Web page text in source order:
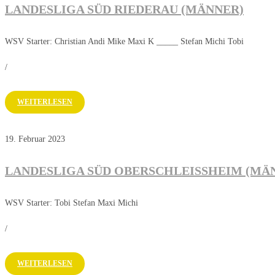
LANDESLIGA SÜD RIEDERAU (MÄNNER)
WSV Starter: Christian Andi Mike Maxi K _____ Stefan Michi Tobi
/
WEITERLESEN
19. Februar 2023
LANDESLIGA SÜD OBERSCHLEISSHEIM
WSV Starter: Tobi Stefan Maxi Michi
/
WEITERLESEN